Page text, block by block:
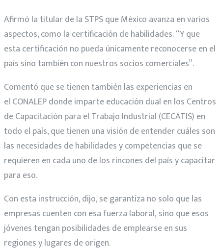
Afirmó la titular de la STPS que México avanza en varios
aspectos, como la certificación de habilidades. “Y que
esta certificación no pueda únicamente reconocerse en el
país sino también con nuestros socios comerciales”.
Comentó que se tienen también las experiencias en
el CONALEP donde imparte educación dual en los Centros
de Capacitación para el Trabajo Industrial (CECATIS) en
todo el país, que tienen una visión de entender cuáles son
las necesidades de habilidades y competencias que se
requieren en cada uno de los rincones del país y capacitar
para eso.
Con esta instrucción, dijo, se garantiza no solo que las
empresas cuenten con esa fuerza laboral, sino que esos
jóvenes tengan posibilidades de emplearse en sus
regiones y lugares de origen.